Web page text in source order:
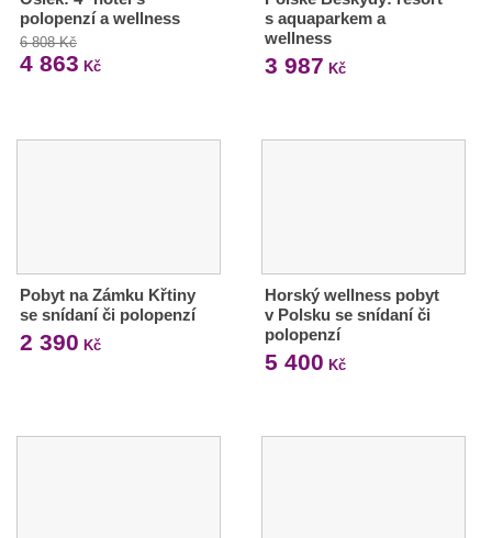
polopenzí a wellness
6 808 Kč
4 863 Kč
s aquaparkem a
wellness
3 987 Kč
Pobyt na Zámku Křtiny
se snídaní či polopenzí
2 390 Kč
Horský wellness pobyt
v Polsku se snídaní či
polopenzí
5 400 Kč